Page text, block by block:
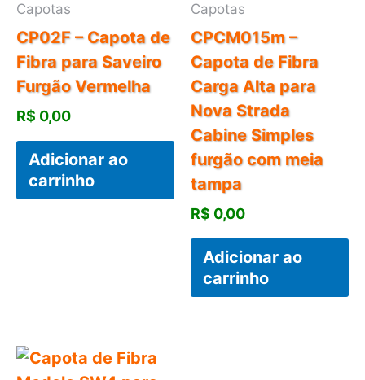
Capotas
CP02F – Capota de
Fibra para Saveiro
Furgão Vermelha
R$ 0,00
Adicionar ao
carrinho
Capotas
CPCM015m –
Capota de Fibra
Carga Alta para
Nova Strada
Cabine Simples
furgão com meia
tampa
R$ 0,00
Adicionar ao
carrinho